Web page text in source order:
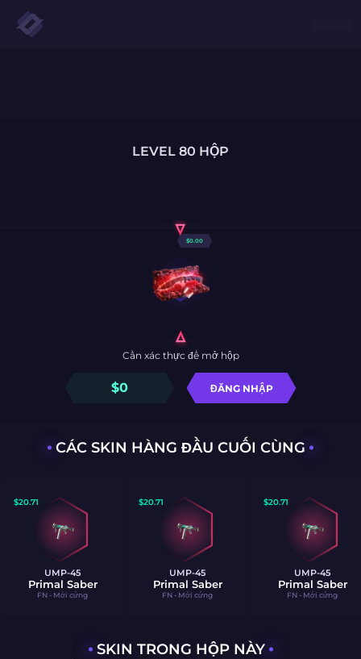
LEVEL 80 HỘP
$0.00
$0 ĐĂNG NHẬP
Cần xác thực để mở hộp
CÁC SKIN HÀNG ĐẦU CUỐI CÙNG
$20.71
UMP-45
Primal Saber
FN - Mới cứng
$20.71
UMP-45
Primal Saber
FN - Mới cứng
$20.71
UMP-45
Primal Saber
FN - Mới cứng
SKIN TRONG HỘP NÀY